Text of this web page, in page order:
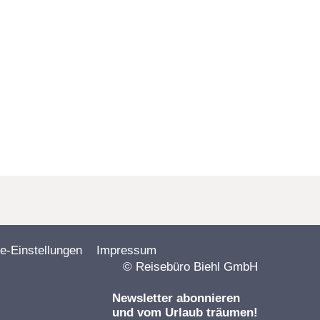
Einstellungen
Impressum
© Reisebüro Biehl GmbH
Newsletter abonnieren
und vom Urlaub träumen!